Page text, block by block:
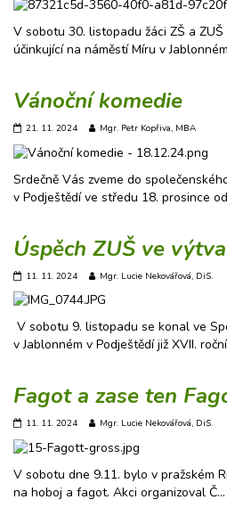
V sobotu 30. listopadu žáci ZŠ a
účinkující na náměstí Míru v
Vánoční komedie
21. 11. 2024 Mgr. Petr Kopřiva, MBA
Srdečně Vás zveme do
v Podještědí ve středu 18. prosince
Úspěch ZUŠ ve
11. 11. 2024 Mgr. Lucie Nekovářová, DiS.
V sobotu 9. listopadu se konal ve
v Jablonném v Podještědí již XVII.
Fagot a zase ten
11. 11. 2024 Mgr. Lucie Nekovářová, DiS.
V sobotu dne 9.11. bylo v pražském
na hoboj a fagot. Akci organizoval Č…